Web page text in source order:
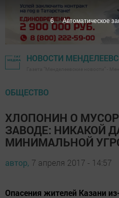
НОВОСТИ
ОБЩЕСТВО
ХЛОПОНИН О
ЗАВОДЕ: НИКАКОЙ
МИНИМАЛЬНОЙ
автор, 7 апреля 2017 - 14:57
Опасения жителей Казани
5 Автоматическое